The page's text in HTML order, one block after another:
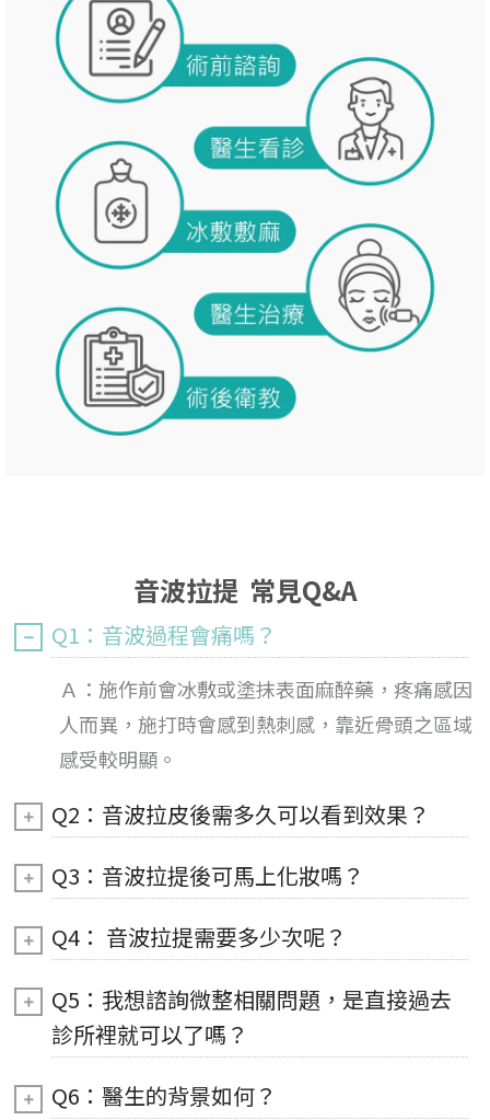
音波拉提 常見Q&A
Q1：音波過程會痛嗎？
Ａ：施作前會冰敷或塗抹表面麻醉藥，疼痛感因
人而異，施打時會感到熱刺感，靠近骨頭之區域
感受較明顯。
Q2：音波拉皮後需多久可以看到效果？
Q3：音波拉提後可馬上化妝嗎？
Q4： 音波拉提需要多少次呢？
Q5：我想諮詢微整相關問題，是直接過去
診所裡就可以了嗎？
Q6：醫生的背景如何？